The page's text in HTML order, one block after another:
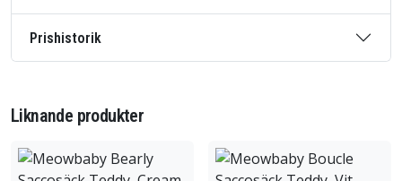
Prishistorik
Liknande produkter